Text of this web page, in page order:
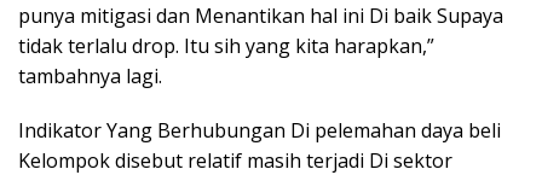
punya mitigasi dan Menantikan hal ini Di baik Supaya
tidak terlalu drop. Itu sih yang kita harapkan,”
tambahnya lagi.
Indikator Yang Berhubungan Di pelemahan daya beli
Kelompok disebut relatif masih terjadi Di sektor